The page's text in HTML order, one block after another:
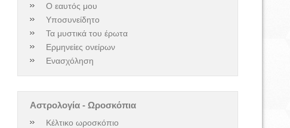
Ο εαυτός μου
Υποσυνείδητο
Τα μυστικά του έρωτα
Ερμηνείες ονείρων
Ενασχόληση
Αστρολογία - Ωροσκόπια
Κέλτικο ωροσκόπιο